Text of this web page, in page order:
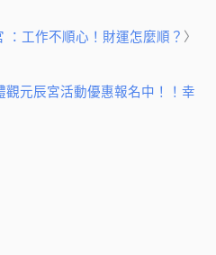
：工作不順心！財運怎麼順？ 〉
觀元辰宮活動優惠報名中！！幸